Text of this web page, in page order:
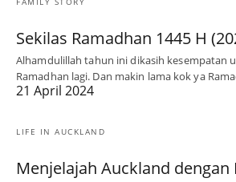
Sekilas Ramadhan 1445 H
Alhamdulillah tahun ini dikasih kesempatan
Ramadhan lagi. Dan makin lama kok ya
21 April 2024
LIFE IN AUCKLAND
Menjelajah Auckland dengan